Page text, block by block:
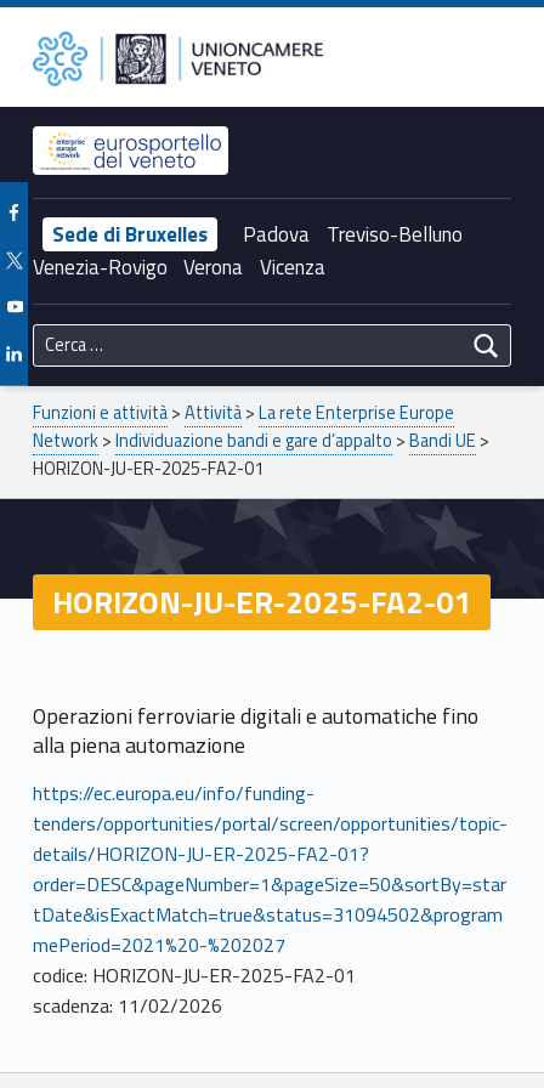
HORIZON-JU-ER-2025-FA2-01 – Unioncamere del Veneto Unioncamere del Veneto
Header info sidebar
Sede di Bruxelles Padova Treviso-Belluno
Venezia-Rovigo Verona Vicenza
Facebook Unioncamere Veneto
Twitter Unioncamere Veneto
Youtube Unioncamere Veneto
Linkedin Unioncamere Veneto
Ricerca per:
Breadcrumbs navigation
Funzioni e attività>Attività>La rete Enterprise Europe
Network>Individuazione bandi e gare d’appalto >Bandi UE >
HORIZON-JU-ER-2025-FA2-01
HORIZON-JU-ER-2025-FA2-01
Operazioni ferroviarie digitali e automatiche fino
alla piena automazione
https://ec.europa.eu/info/funding-
tenders/opportunities/portal/screen/opportunities/topic-
details/HORIZON-JU-ER-2025-FA2-01?
order=DESC&pageNumber=1&pageSize=50&sortBy=star
tDate&isExactMatch=true&status=31094502&program
mePeriod=2021%20-%202027
codice: HORIZON-JU-ER-2025-FA2-01
scadenza: 11/02/2026